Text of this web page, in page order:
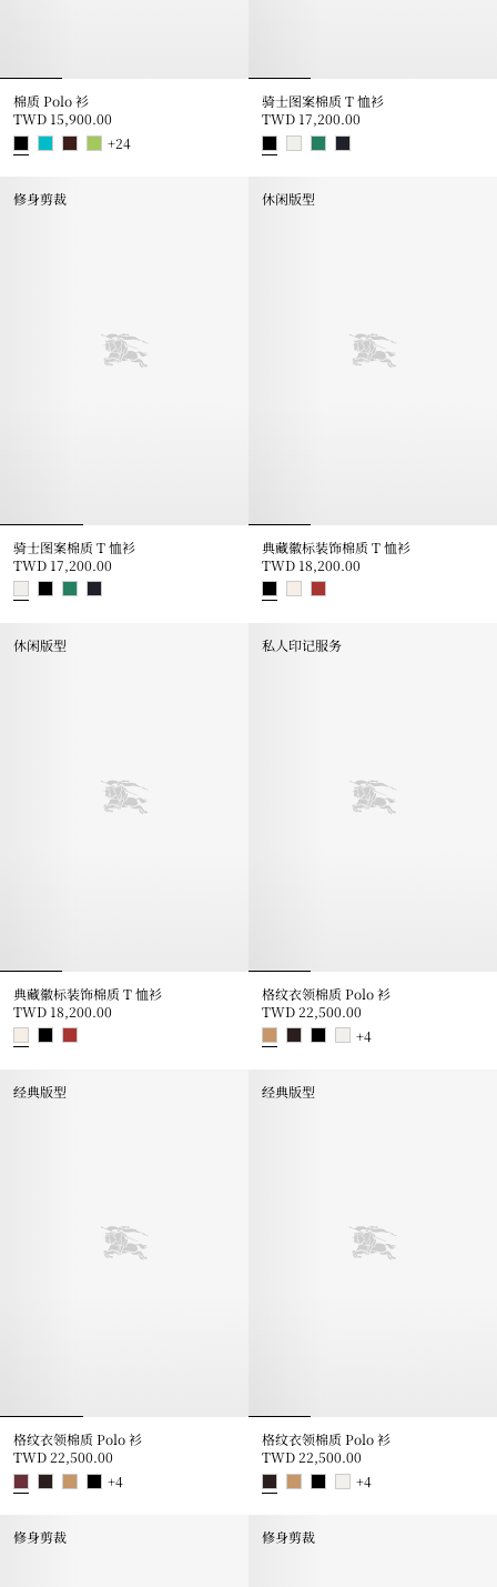
棉质 Polo 衫
TWD 15,900.00
+24
骑士图案棉质 T 恤衫
TWD 17,200.00
修身剪裁
骑士图案棉质 T 恤衫
TWD 17,200.00
休闲版型
典藏徽标装饰棉质 T 恤衫
TWD 18,200.00
休闲版型
典藏徽标装饰棉质 T 恤衫
TWD 18,200.00
私人印记服务
格纹衣领棉质 Polo 衫
TWD 22,500.00
+4
经典版型
格纹衣领棉质 Polo 衫
TWD 22,500.00
+4
经典版型
格纹衣领棉质 Polo 衫
TWD 22,500.00
+4
修身剪裁 修身剪裁